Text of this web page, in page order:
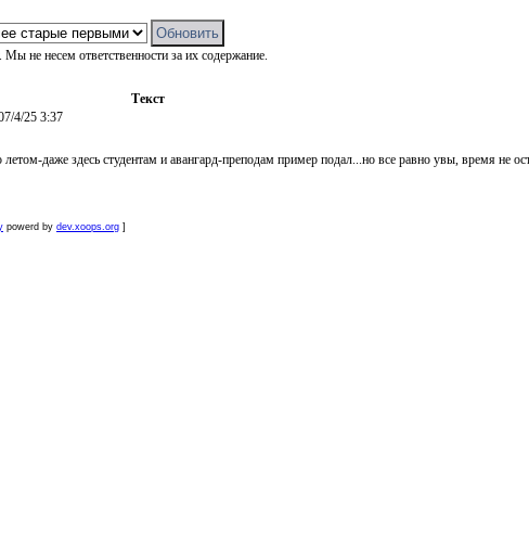
не несем ответственности за их содержание.
Текст
4/25 3:37
даже здесь студентам и авангард-преподам пример подал...но все равно увы, время не
powerd by dev.xoops.org ]